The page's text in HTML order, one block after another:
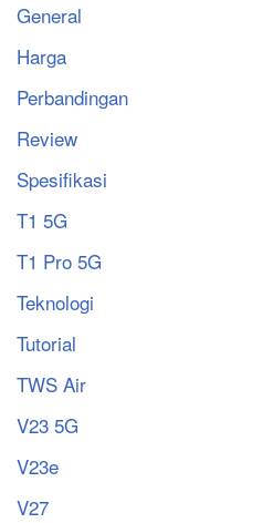
General
Harga
Perbandingan
Review
Spesifikasi
T1 5G
T1 Pro 5G
Teknologi
Tutorial
TWS Air
V23 5G
V23e
V27